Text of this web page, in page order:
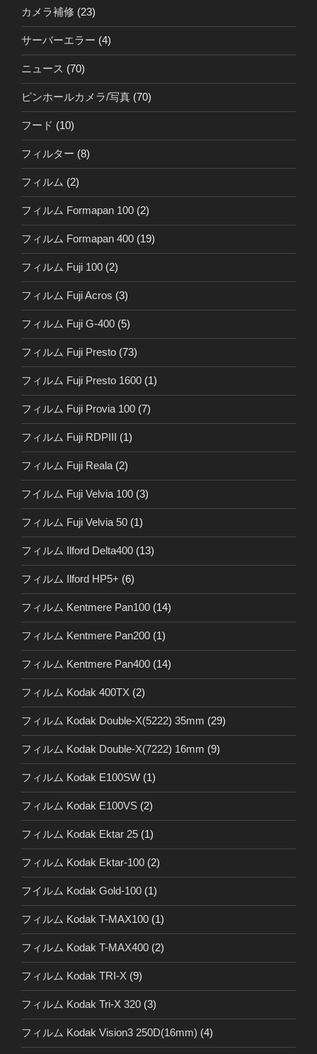
カメラ補修 (23)
サーバーエラー (4)
ニュース (70)
ピンホールカメラ/写真 (70)
フード (10)
フィルター (8)
フィルム (2)
フィルム Formapan 100 (2)
フィルム Formapan 400 (19)
フィルム Fuji 100 (2)
フィルム Fuji Acros (3)
フィルム Fuji G-400 (5)
フィルム Fuji Presto (73)
フィルム Fuji Presto 1600 (1)
フィルム Fuji Provia 100 (7)
フィルム Fuji RDPIII (1)
フィルム Fuji Reala (2)
フイルム Fuji Velvia 100 (3)
フィルム Fuji Velvia 50 (1)
フィルム Ilford Delta400 (13)
フィルム Ilford HP5+ (6)
フィルム Kentmere Pan100 (14)
フィルム Kentmere Pan200 (1)
フィルム Kentmere Pan400 (14)
フィルム Kodak 400TX (2)
フィルム Kodak Double-X(5222) 35mm (29)
フィルム Kodak Double-X(7222) 16mm (9)
フィルム Kodak E100SW (1)
フィルム Kodak E100VS (2)
フィルム Kodak Ektar 25 (1)
フィルム Kodak Ektar-100 (2)
フイルム Kodak Gold-100 (1)
フィルム Kodak T-MAX100 (1)
フィルム Kodak T-MAX400 (2)
フィルム Kodak TRI-X (9)
フィルム Kodak Tri-X 320 (3)
フィルム Kodak Vision3 250D(16mm) (4)